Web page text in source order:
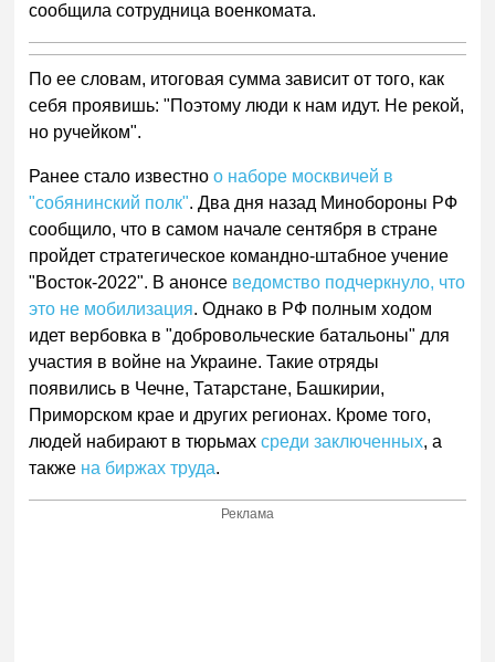
сообщила сотрудница военкомата.
По ее словам, итоговая сумма зависит от того, как
себя проявишь: "Поэтому люди к нам идут. Не рекой,
но ручейком".
Ранее стало известно о наборе москвичей в
"собянинский полк". Два дня назад Минобороны РФ
сообщило, что в самом начале сентября в стране
пройдет стратегическое командно-штабное учение
"Восток-2022". В анонсе ведомство подчеркнуло, что
это не мобилизация. Однако в РФ полным ходом
идет вербовка в "добровольческие батальоны" для
участия в войне на Украине. Такие отряды
появились в Чечне, Татарстане, Башкирии,
Приморском крае и других регионах. Кроме того,
людей набирают в тюрьмахсреди заключенных, а
также на биржах труда.
Реклама